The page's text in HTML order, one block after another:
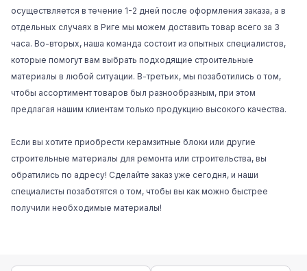
осуществляется в течение 1-2 дней после оформления заказа, а в
отдельных случаях в Риге мы можем доставить товар всего за 3
часа. Во-вторых, наша команда состоит из опытных специалистов,
которые помогут вам выбрать подходящие строительные
материалы в любой ситуации. В-третьих, мы позаботились о том,
чтобы ассортимент товаров был разнообразным, при этом
предлагая нашим клиентам только продукцию высокого качества.
Если вы хотите приобрести керамзитные блоки или другие
строительные материалы для ремонта или строительства, вы
обратились по адресу! Сделайте заказ уже сегодня, и наши
специалисты позаботятся о том, чтобы вы как можно быстрее
получили необходимые материалы!